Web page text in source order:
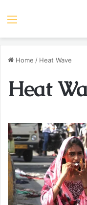
Home / Heat Wave
Heat